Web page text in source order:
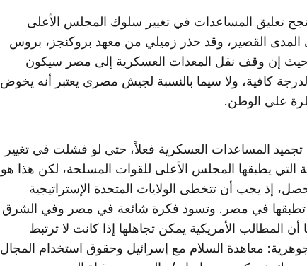
تعليق المساعدات في تغيير سلوك المجلس الأعلى
المدى القصير، وقد حذر زميلي من معهد بروكنجز، بروس
حيث إن وقف نقل المعدات العسكرية إلى مصر سيكون
كافية، ولا سيما بالنسبة لجيش مصري يعتبر أنه يخوض
على الوطن.
المساعدات العسكرية فعلاً، حتى لو فشلت في تغيير
التي يطبقها المجلس الأعلى للقوات المسلحة، لكن هذا هو
إذ يجب أن تتخطى الولايات المتحدة الإستراتيجية
تطبقها في مصر. وتسود فكرة شائعة في مصر وفي الشرق
المطالب الأمريكية يمكن تجاهلها إذا كانت لا ترتبط
معاهدة السلام مع إسرائيل وحقوق استخدام المجال